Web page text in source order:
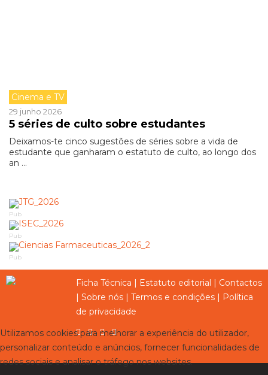
Cinema e TV
29 junho 2026
5 séries de culto sobre estudantes
Deixamos-te cinco sugestões de séries sobre a vida de
estudante que ganharam o estatuto de culto, ao longo dos
an ...
Pub
Pub
Pub
Ficha Técnica | Estatuto editorial | Contactos
| Sobre nós | Termos e condições | Política
de privacidade
Utilizamos cookies para melhorar a experiência do utilizador,
personalizar conteúdo e anúncios, fornecer funcionalidades de
redes sociais e analisar o tráfego nos websites.